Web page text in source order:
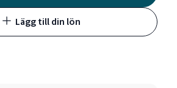
Lägg till din lön